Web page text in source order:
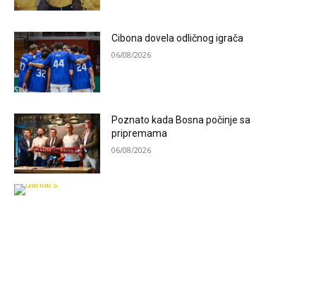
Cibona dovela odličnog igrača
06/08/2026
Poznato kada Bosna počinje sa
pripremama
06/08/2026